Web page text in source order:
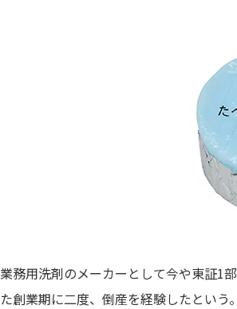
業務用洗剤のメーカーとして今や東証1
た創業期に二度、倒産を経験したという。